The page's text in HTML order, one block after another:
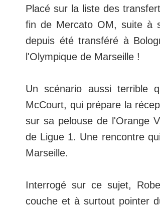
Placé sur la liste des
fin de Mercato OM, suite à
depuis été transféré à
l'Olympique de Marseille !
Un scénario aussi terrible
McCourt, qui prépare la
sur sa pelouse de l'Orange
de Ligue 1. Une rencontre
Marseille.
Interrogé sur ce sujet,
couche et à surtout pointer